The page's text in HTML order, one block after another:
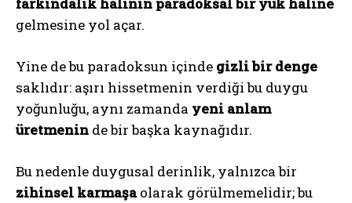
gelmesine yol açar.
Yine de bu paradoksun içinde gizli bir denge
saklıdır: aşırı hissetmenin verdiği bu duygu
yoğunluğu, aynı zamanda yeni anlam
üretmenin de bir başka kaynağıdır.
Bu nedenle duygusal derinlik, yalnızca bir
zihinsel karmaşaolarak görülmemelidir; bu